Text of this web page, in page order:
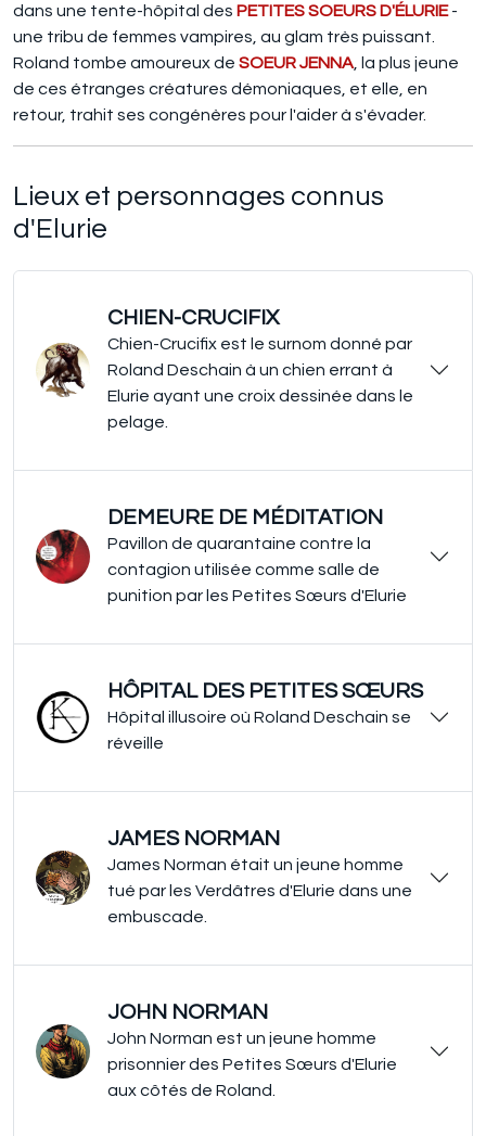
dans une tente-hôpital des PETITES SOEURS D'ÉLURIE-
une tribu de femmes vampires, au glam très puissant.
Roland tombe amoureux de SOEUR JENNA , la plus jeune
de ces étranges créatures démoniaques, et elle, en
retour, trahit ses congénères pour l'aider à s'évader.
Lieux et personnages connus
d'Elurie
CHIEN-CRUCIFIX
Chien-Crucifix est le surnom donné par
Roland Deschain à un chien errant à
Elurie ayant une croix dessinée dans le
pelage.
DEMEURE DE MÉDITATION
Pavillon de quarantaine contre la
contagion utilisée comme salle de
punition par les Petites Sœurs d'Elurie
HÔPITAL DES PETITES SŒURS
Hôpital illusoire où Roland Deschain se
réveille
JAMES NORMAN
James Norman était un jeune homme
tué par les Verdâtres d'Elurie dans une
embuscade.
JOHN NORMAN
John Norman est un jeune homme
prisonnier des Petites Sœurs d'Elurie
aux côtés de Roland.